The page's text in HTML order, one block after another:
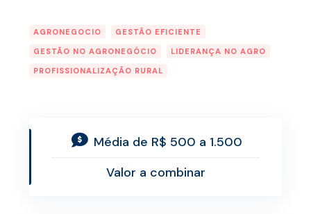
AGRONEGOCIO
GESTÃO EFICIENTE
GESTÃO NO AGRONEGÓCIO
LIDERANÇA NO AGRO
PROFISSIONALIZAÇÃO RURAL
Média de R$ 500 a 1.500
Valor a combinar